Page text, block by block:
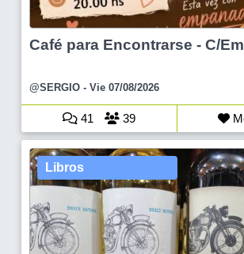
Café para Encontrarse - C/
@SERGIO - Vie 07/08/2026
41 39
Libros